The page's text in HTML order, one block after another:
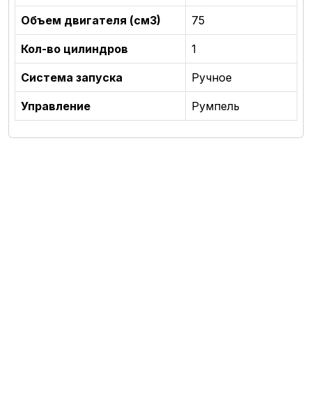
Объем двигателя (см3) 75
Кол-во цилиндров 1
Система запуска Ручное
Управление Румпель